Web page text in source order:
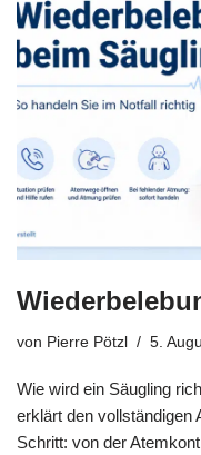
von Pierre Pötzl 5.
Wie wird ein Säugling
erklärt den vollständigen
Schritt: von der